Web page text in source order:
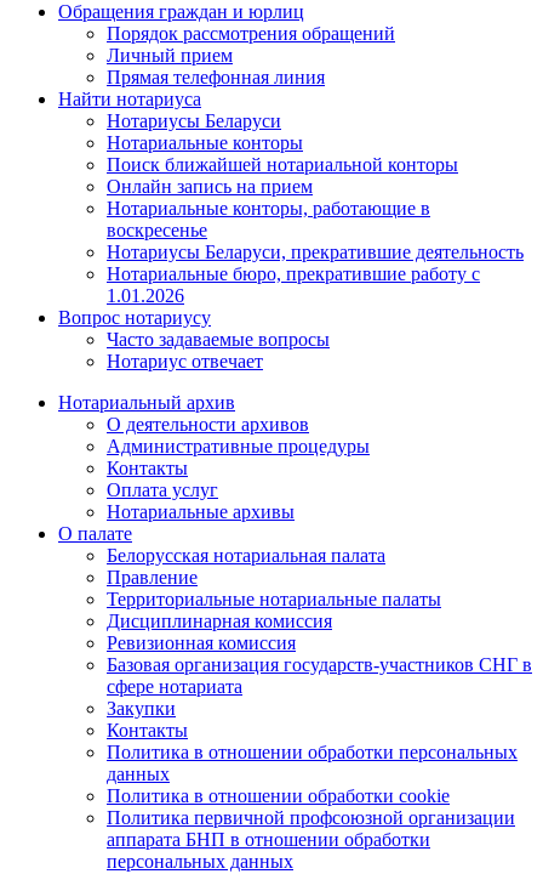
Обращения граждан и юрлиц
Порядок рассмотрения обращений
Личный прием
Прямая телефонная линия
Найти нотариуса
Нотариусы Беларуси
Нотариальные конторы
Поиск ближайшей нотариальной конторы
Онлайн запись на прием
Нотариальные конторы, работающие в
воскресенье
Нотариусы Беларуси, прекратившие деятельность
Нотариальные бюро, прекратившие работу с
1.01.2026
Вопрос нотариусу
Часто задаваемые вопросы
Нотариус отвечает
Нотариальный архив
О деятельности архивов
Административные процедуры
Контакты
Оплата услуг
Нотариальные архивы
О палате
Белорусская нотариальная палата
Правление
Территориальные нотариальные палаты
Дисциплинарная комиссия
Ревизионная комиссия
Базовая организация государств-участников СНГ в
сфере нотариата
Закупки
Контакты
Политика в отношении обработки персональных
данных
Политика в отношении обработки cookie
Политика первичной профсоюзной организации
аппарата БНП в отношении обработки
персональных данных